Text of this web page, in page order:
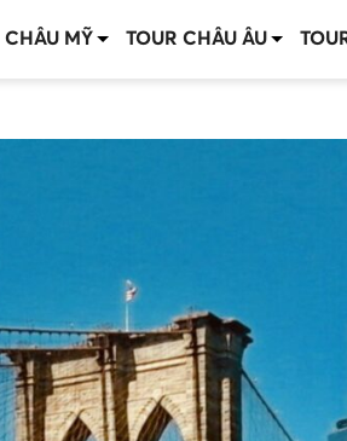
CHÂU MỸ TOUR CHÂU ÂU